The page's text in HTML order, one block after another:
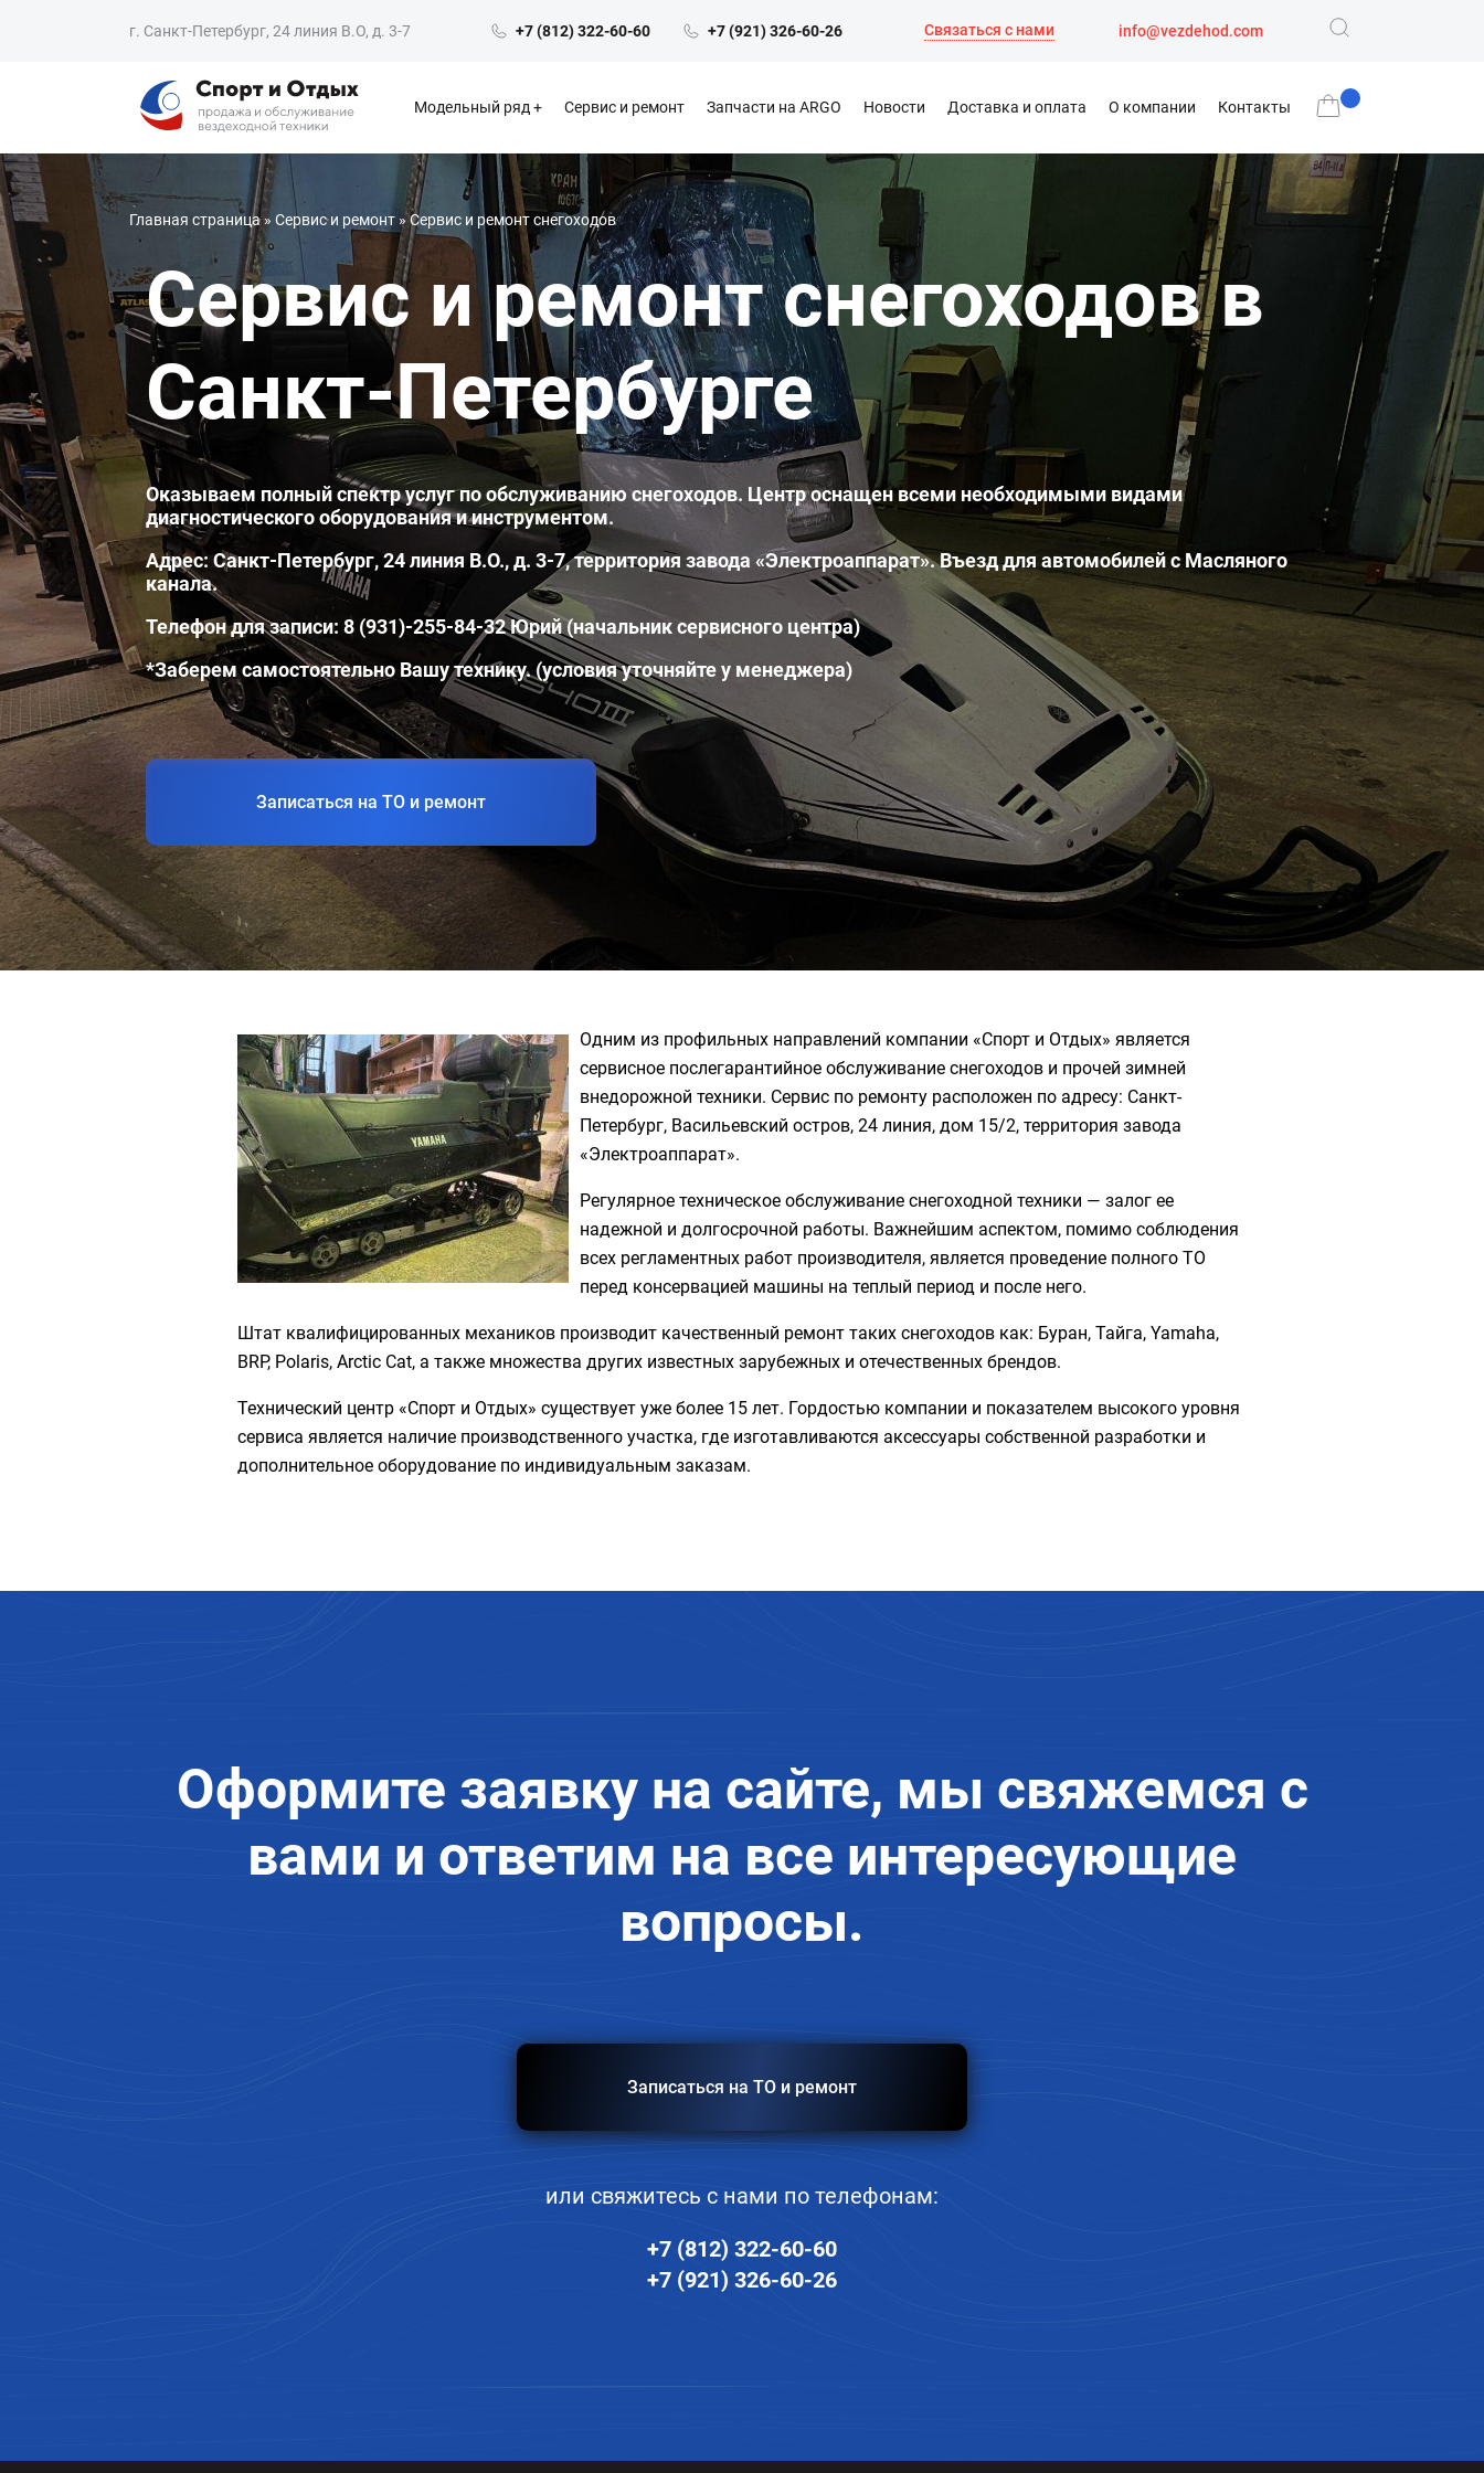
г. Санкт-Петербург, 24 линия В.О, д. 3-7 +7 (812) 322-60-60 +7 (921) 326-60-26 Связаться с нами info@vezdehod.com
Модельный ряд Сервис и ремонт Запчасти на ARGO Новости Доставка и оплата О компании Контакты
Главная страница» Сервис и ремонт »Сервис и ремонт снегоходов
Сервис и ремонт снегоходов в
Санкт-Петербурге
Оказываем полный спектр услуг по обслуживанию снегоходов. Центр оснащен всеми необходимыми видами
диагностического оборудования и инструментом.
Адрес: Санкт-Петербург, 24 линия В.О., д. 3-7, территория завода «Электроаппарат». Въезд для автомобилей с Масляного
канала.
Телефон для записи: 8 (931)-255-84-32 Юрий (начальник сервисного центра)
*Заберем самостоятельно Вашу технику. (условия уточняйте у менеджера)
Записаться на ТО и ремонт
Одним из профильных направлений компании «Спорт и Отдых» является
сервисное послегарантийное обслуживание снегоходов и прочей зимней
внедорожной техники. Сервис по ремонту расположен по адресу: Санкт-
Петербург, Васильевский остров, 24 линия, дом 15/2, территория завода
«Электроаппарат».
Регулярное техническое обслуживание снегоходной техники — залог ее
надежной и долгосрочной работы. Важнейшим аспектом, помимо соблюдения
всех регламентных работ производителя, является проведение полного ТО
перед консервацией машины на теплый период и после него.
Штат квалифицированных механиков производит качественный ремонт таких снегоходов как: Буран, Тайга, Yamaha,
BRP, Polaris, Arctic Cat, а также множества других известных зарубежных и отечественных брендов.
Технический центр «Спорт и Отдых» существует уже более 15 лет. Гордостью компании и показателем высокого уровня
сервиса является наличие производственного участка, где изготавливаются аксессуары собственной разработки и
дополнительное оборудование по индивидуальным заказам.
Оформите заявку на сайте, мы свяжемся с
вами и ответим на все интересующие
вопросы.
Записаться на ТО и ремонт
или свяжитесь с нами по телефонам:
+7 (812) 322-60-60
+7 (921) 326-60-26